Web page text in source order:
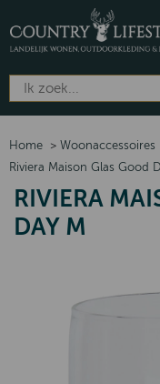
Home > Woonaccessoires
Riviera Maison Glas Good
RIVIERA
DAY M